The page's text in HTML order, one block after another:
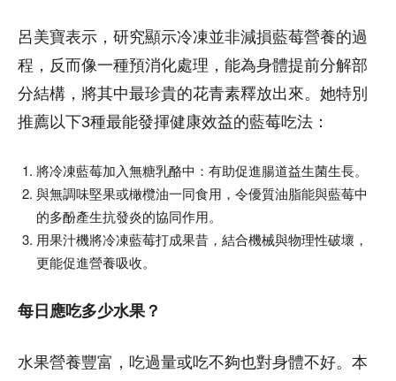
呂美寶表示，研究顯示冷凍並非減損藍莓營養的過
程，反而像一種預消化處理，能為身體提前分解部
分結構，將其中最珍貴的花青素釋放出來。她特別
推薦以下3種最能發揮健康效益的藍莓吃法：
將冷凍藍莓加入無糖乳酪中：有助促進腸道益生菌生長。
與無調味堅果或橄欖油一同食用，令優質油脂能與藍莓中
的多酚產生抗發炎的協同作用。
用果汁機將冷凍藍莓打成果昔，結合機械與物理性破壞，
更能促進營養吸收。
每日應吃多少水果？
水果營養豐富，吃過量或吃不夠也對身體不好。本